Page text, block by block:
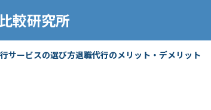
較研究所
サービスの選び方退職代行のメリット・デメリット